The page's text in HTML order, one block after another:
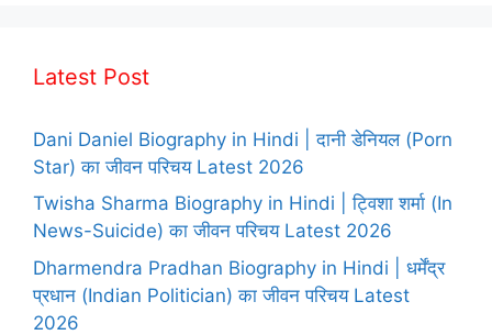
Latest Post
Dani Daniel Biography in Hindi | दानी डेनियल (Porn
Star) का जीवन परिचय Latest 2026
Twisha Sharma Biography in Hindi | ट्विशा शर्मा (In
News-Suicide) का जीवन परिचय Latest 2026
Dharmendra Pradhan Biography in Hindi | धर्मेंद्र
प्रधान (Indian Politician) का जीवन परिचय Latest
2026